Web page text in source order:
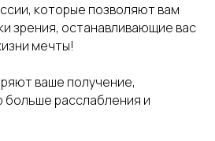
которые позволяют вам
зрения, останавливающие вас
мечты!
ваше получение,
больше расслабления и